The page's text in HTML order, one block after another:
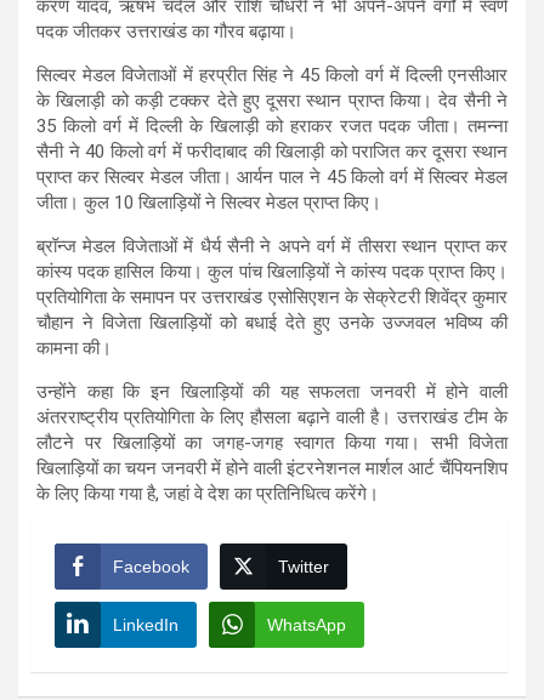
करण यादव, ऋषभ चंदेल और राशि चौधरी ने भी अपने-अपने वर्गों में स्वर्ण
पदक जीतकर उत्तराखंड का गौरव बढ़ाया।
सिल्वर मेडल विजेताओं में हरप्रीत सिंह ने 45 किलो वर्ग में दिल्ली एनसीआर
के खिलाड़ी को कड़ी टक्कर देते हुए दूसरा स्थान प्राप्त किया। देव सैनी ने
35 किलो वर्ग में दिल्ली के खिलाड़ी को हराकर रजत पदक जीता। तमन्ना
सैनी ने 40 किलो वर्ग में फरीदाबाद की खिलाड़ी को पराजित कर दूसरा स्थान
प्राप्त कर सिल्वर मेडल जीता। आर्यन पाल ने 45 किलो वर्ग में सिल्वर मेडल
जीता। कुल 10 खिलाड़ियों ने सिल्वर मेडल प्राप्त किए।
ब्रॉन्ज मेडल विजेताओं में धैर्य सैनी ने अपने वर्ग में तीसरा स्थान प्राप्त कर
कांस्य पदक हासिल किया। कुल पांच खिलाड़ियों ने कांस्य पदक प्राप्त किए।
प्रतियोगिता के समापन पर उत्तराखंड एसोसिएशन के सेक्रेटरी शिवेंद्र कुमार
चौहान ने विजेता खिलाड़ियों को बधाई देते हुए उनके उज्जवल भविष्य की
कामना की।
उन्होंने कहा कि इन खिलाड़ियों की यह सफलता जनवरी में होने वाली
अंतरराष्ट्रीय प्रतियोगिता के लिए हौसला बढ़ाने वाली है। उत्तराखंड टीम के
लौटने पर खिलाड़ियों का जगह-जगह स्वागत किया गया। सभी विजेता
खिलाड़ियों का चयन जनवरी में होने वाली इंटरनेशनल मार्शल आर्ट चैंपियनशिप
के लिए किया गया है, जहां वे देश का प्रतिनिधित्व करेंगे।
Facebook Twitter
LinkedIn WhatsApp